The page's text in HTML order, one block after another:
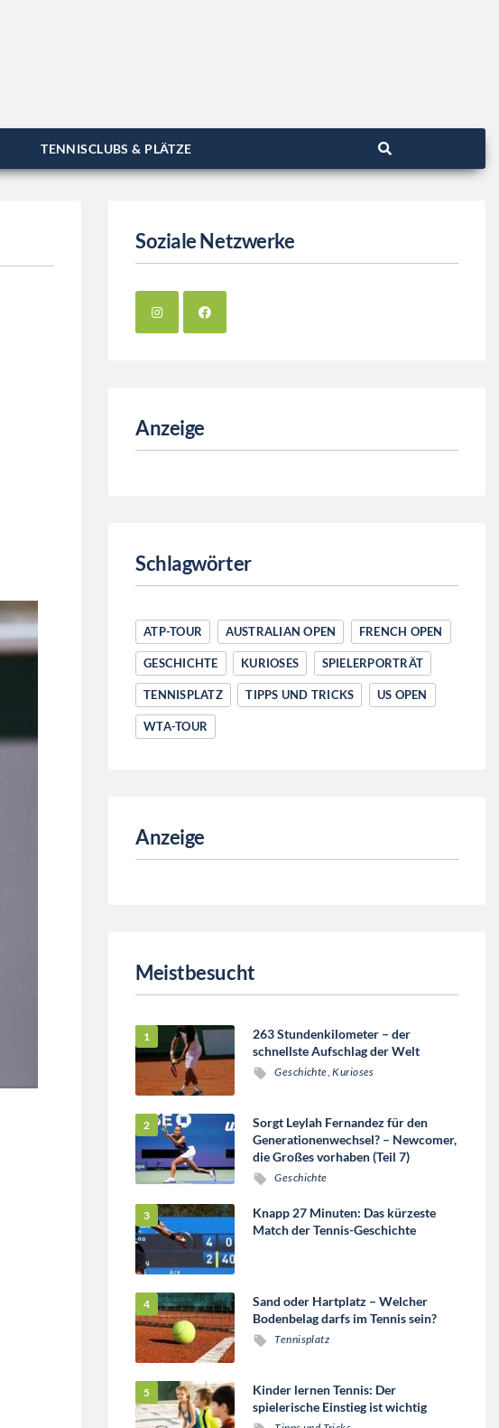
TENNISCLUBS & PLÄTZE
Soziale Netzwerke
Anzeige
Schlagwörter
ATP-TOUR AUSTRALIAN OPEN FRENCH OPEN
GESCHICHTE KURIOSES SPIELERPORTRÄT
TENNISPLATZ TIPPS UND TRICKS US OPEN
WTA-TOUR
Anzeige
Meistbesucht
263 Stundenkilometer – der
schnellste Aufschlag der Welt
Geschichte,Kurioses
Sorgt Leylah Fernandez für den
Generationenwechsel? – Newcomer,
die Großes vorhaben (Teil 7)
Geschichte
Knapp 27 Minuten: Das kürzeste
Match der Tennis-Geschichte
Sand oder Hartplatz – Welcher
Bodenbelag darfs im Tennis sein?
Tennisplatz
Kinder lernen Tennis: Der
spielerische Einstieg ist wichtig